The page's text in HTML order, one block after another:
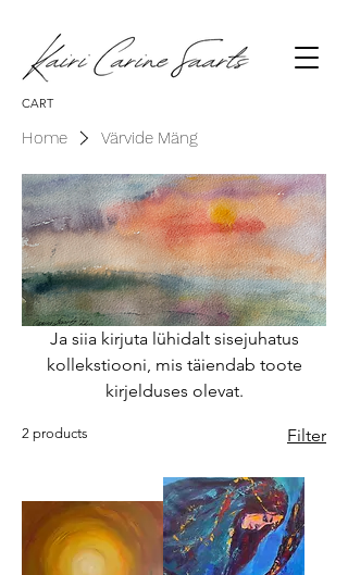
CART
Home Värvide Mäng
Ja siia kirjuta lühidalt sisejuhatus
kollekstiooni, mis täiendab toote
kirjelduses olevat.
2 products Filter